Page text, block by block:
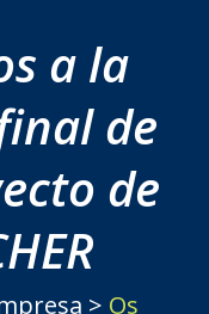
a la
de
de
> Os